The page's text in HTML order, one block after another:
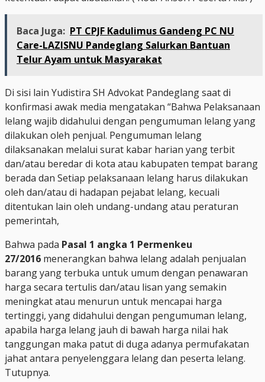
Baca Juga: PT CPJF Kadulimus Gandeng PC NU
Care-LAZISNU Pandeglang Salurkan Bantuan
Telur Ayam untuk Masyarakat
Di sisi lain Yudistira SH Advokat Pandeglang saat di
konfirmasi awak media mengatakan “Bahwa Pelaksanaan
lelang wajib didahului dengan pengumuman lelang yang
dilakukan oleh penjual. Pengumuman lelang
dilaksanakan melalui surat kabar harian yang terbit
dan/atau beredar di kota atau kabupaten tempat barang
berada dan Setiap pelaksanaan lelang harus dilakukan
oleh dan/atau di hadapan pejabat lelang, kecuali
ditentukan lain oleh undang-undang atau peraturan
pemerintah,
Bahwa pada Pasal 1 angka 1 Permenkeu
27/2016 menerangkan bahwa lelang adalah penjualan
barang yang terbuka untuk umum dengan penawaran
harga secara tertulis dan/atau lisan yang semakin
meningkat atau menurun untuk mencapai harga
tertinggi, yang didahului dengan pengumuman lelang,
apabila harga lelang jauh di bawah harga nilai hak
tanggungan maka patut di duga adanya permufakatan
jahat antara penyelenggara lelang dan peserta lelang.
Tutupnya.